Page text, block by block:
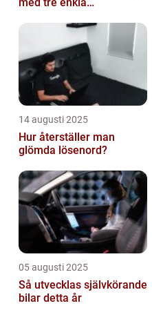
14 augusti 2025
Hur återställer man
glömda lösenord?
05 augusti 2025
Så utvecklas självkörande
bilar detta år